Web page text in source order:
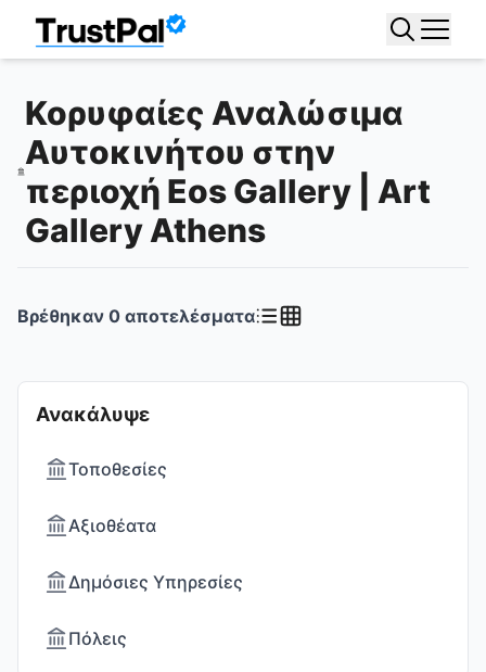
Κορυφαίες Αναλώσιμα
Αυτοκινήτου στην
περιοχή Eos Gallery | Art
Gallery Athens
Ανακάλυψε
Τοποθεσίες
Αξιοθέατα
Δημόσιες Υπηρεσίες
Πόλεις
Βρέθηκαν 0 αποτελέσματα